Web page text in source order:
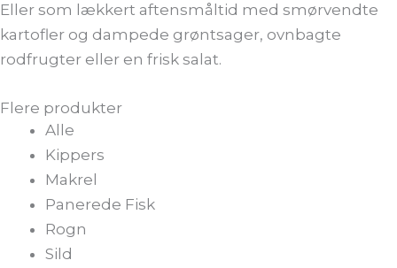
Eller som lækkert aftensmåltid med smørvendte
kartofler og dampede grøntsager, ovnbagte
rodfrugter eller en frisk salat.
Flere produkter
Alle
Kippers
Makrel
Panerede Fisk
Rogn
Sild